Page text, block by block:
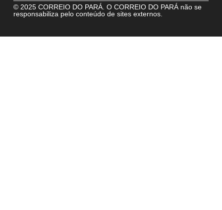
© 2025 CORREIO DO PARÁ. O CORREIO DO PARÁ não se
responsabiliza pelo conteúdo de sites externos.